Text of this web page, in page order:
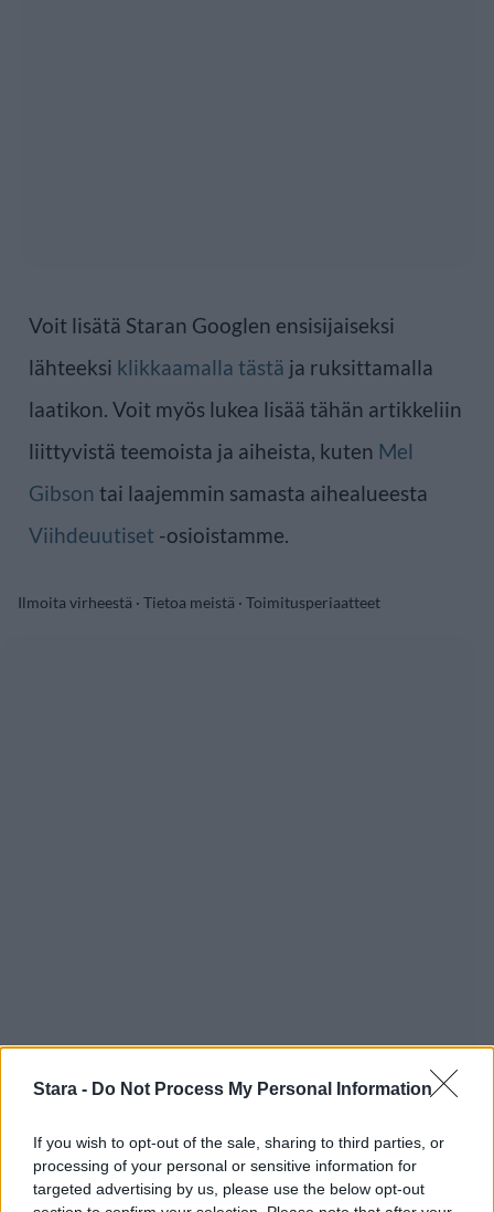
Stara - Do Not Process My Personal Information
If you wish to opt-out of the sale, sharing to third parties, or
processing of your personal or sensitive information for
targeted advertising by us, please use the below opt-out
Voit lisätä Staran Googlen ensisijaiseksi
lähteeksi klikkaamalla tästä ja ruksittamalla
laatikon. Voit myös lukea lisää tähän artikkeliin
liittyvistä teemoista ja aiheista, kuten Mel
Gibson tai laajemmin samasta aihealueesta
Viihdeuutiset -osioistamme.
Ilmoita virheestä · Tietoa meistä · Toimitusperiaatteet